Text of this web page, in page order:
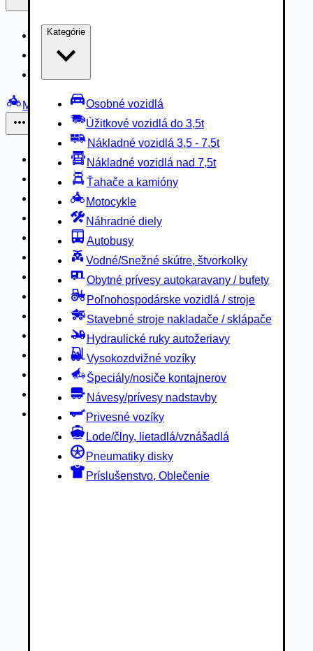
Kategórie
Osobné vozidlá
Úžitkové vozidlá do 3,5t
Nákladné vozidlá 3,5 - 7,5t
Nákladné vozidlá nad 7,5t
Ťahače a kamióny
Motocykle
Náhradné diely
Autobusy
Vodné/Snežné skútre, štvorkolky
Obytné prívesy autokaravany / bufety
Poľnohospodárske vozidlá / stroje
Stavebné stroje nakladače / sklápače
Hydraulické ruky autožeriavy
Vysokozdvižné vozíky
Špeciály/nosiče kontajnerov
Návesy/prívesy nadstavby
Privesné vozíky
Lode/člny, lietadlá/vznášadlá
Pneumatiky disky
Príslušenstvo, Oblečenie
Nákladné vozidlá 3,5 - 7,5t
Nákladné vozidlá nad 7,5t
Motocykle
Náhradné diely
Autobusy
Vodné/Snežné skútre, štvorkolky
Obytné prívesy autokaravany / bufety
Poľnohospodárske vozidlá / stroje
Stavebné stroje nakladače / sklápače
Hydraulické ruky autožeriavy
Vysokozdvižné vozíky
Špeciály/nosiče kontajnerov
Návesy/prívesy nadstavby
Privesné vozíky
Lode/člny, lietadlá/vznášadlá
Pneumatiky disky
Príslušenstvo, Oblečenie